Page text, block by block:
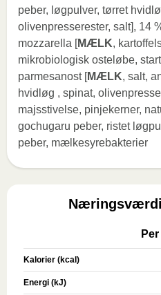
peber, løgpulver, tørret
olivenpresserester, salt], 14
mozzarella [MÆLK,
mikrobiologisk osteløbe,
parmesanost [MÆLK, salt,
hvidløg , spinat,
majsstivelse, pinjekerner,
gochugaru peber, ristet
peber, mælkesyrebakterier
Kalorier (kcal)
Energi (kJ)